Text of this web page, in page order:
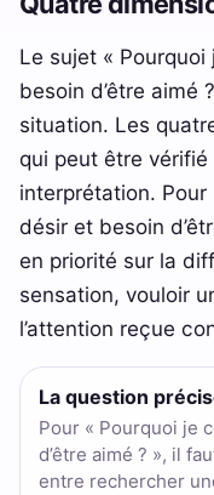
Le sujet «
besoin d’être aimé
situation. Les
qui peut être
interprétation.
désir et besoin
en priorité sur la
sensation, vouloir
l’attention reçue
La question
Pour « Pourquoi je
d’être aimé ? », il
entre rechercher